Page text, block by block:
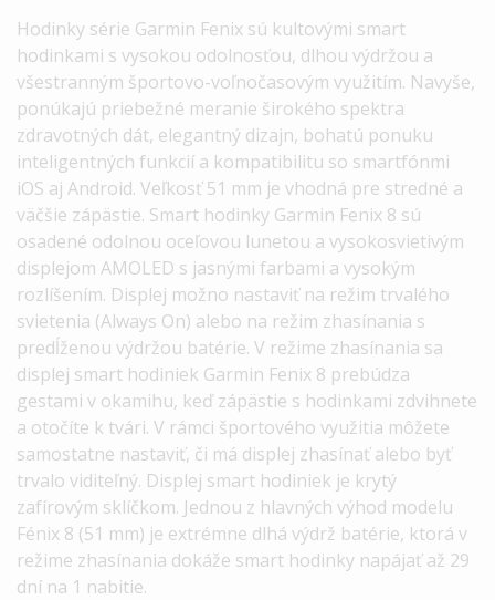
Hodinky série Garmin Fenix sú kultovými smart
hodinkami s vysokou odolnosťou, dlhou výdržou a
všestranným športovo-voľnočasovým využitím. Navyše,
ponúkajú priebežné meranie širokého spektra
zdravotných dát, elegantný dizajn, bohatú ponuku
inteligentných funkcií a kompatibilitu so smartfónmi
iOS aj Android. Veľkosť 51 mm je vhodná pre stredné a
väčšie zápästie. Smart hodinky Garmin Fenix 8 sú
osadené odolnou oceľovou lunetou a vysokosvietivým
displejom AMOLED s jasnými farbami a vysokým
rozlíšením. Displej možno nastaviť na režim trvalého
svietenia (Always On) alebo na režim zhasínania s
predĺženou výdržou batérie. V režime zhasínania sa
displej smart hodiniek Garmin Fenix 8 prebúdza
gestami v okamihu, keď zápästie s hodinkami zdvihnete
a otočíte k tvári. V rámci športového využitia môžete
samostatne nastaviť, či má displej zhasínať alebo byť
trvalo viditeľný. Displej smart hodiniek je krytý
zafírovým sklíčkom. Jednou z hlavných výhod modelu
Fénix 8 (51 mm) je extrémne dlhá výdrž batérie, ktorá v
režime zhasínania dokáže smart hodinky napájať až 29
dní na 1 nabitie.